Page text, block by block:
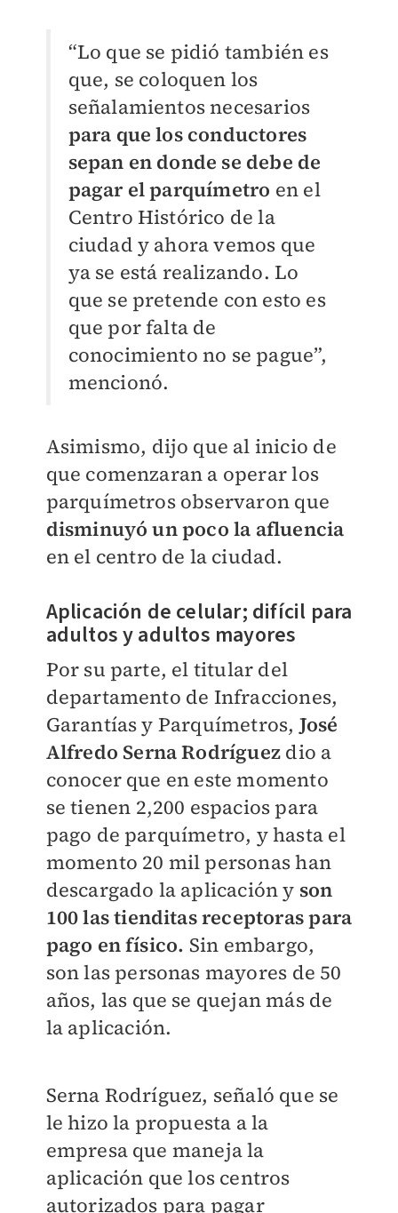
“Lo que se pidió también es
que, se coloquen los
señalamientos necesarios
para que los conductores
sepan en donde se debe de
pagar el parquímetro en el
Centro Histórico de la
ciudad y ahora vemos que
ya se está realizando. Lo
que se pretende con esto es
que por falta de
conocimiento no se pague”,
mencionó.
Asimismo, dijo que al inicio de
que comenzaran a operar los
parquímetros observaron que
disminuyó un poco la afluencia
en el centro de la ciudad.
Aplicación de celular; difícil para
adultos y adultos mayores
Por su parte, el titular del
departamento de Infracciones,
Garantías y Parquímetros, José
Alfredo Serna Rodríguez dio a
conocer que en este momento
se tienen 2,200 espacios para
pago de parquímetro, y hasta el
momento 20 mil personas han
descargado la aplicación y son
100 las tienditas receptoras para
pago en físico. Sin embargo,
son las personas mayores de 50
años, las que se quejan más de
la aplicación.
Serna Rodríguez, señaló que se
le hizo la propuesta a la
empresa que maneja la
aplicación que los centros
autorizados para pagar